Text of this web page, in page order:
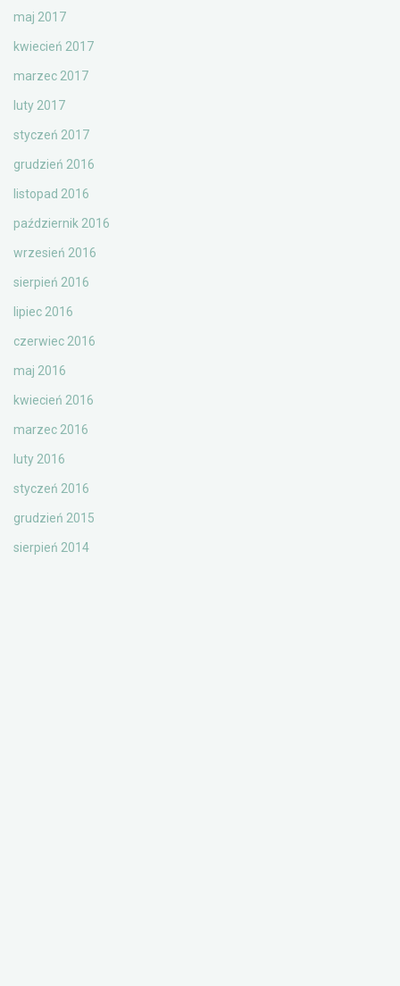
maj 2017
kwiecień 2017
marzec 2017
luty 2017
styczeń 2017
grudzień 2016
listopad 2016
październik 2016
wrzesień 2016
sierpień 2016
lipiec 2016
czerwiec 2016
maj 2016
kwiecień 2016
marzec 2016
luty 2016
styczeń 2016
grudzień 2015
sierpień 2014